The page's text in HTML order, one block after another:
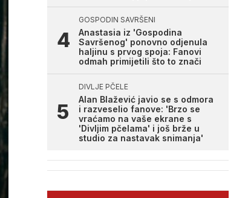
GOSPODIN SAVRŠENI
Anastasia iz 'Gospodina
Savršenog' ponovno odjenula
haljinu s prvog spoja: Fanovi
odmah primijetili što to znači
DIVLJE PČELE
Alan Blažević javio se s odmora
i razveselio fanove: 'Brzo se
vraćamo na vaše ekrane s
'Divljim pčelama' i još brže u
studio za nastavak snimanja'